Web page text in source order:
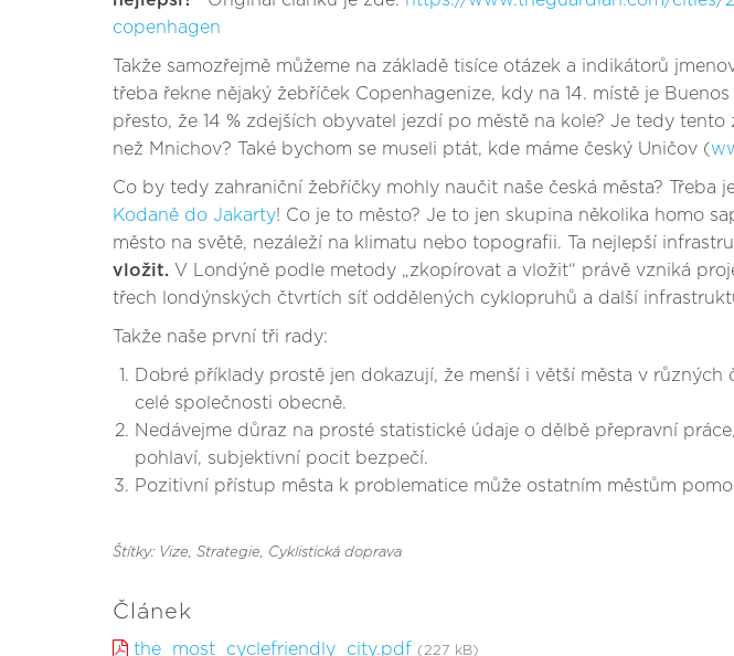
copenhagen
Takže samozřejmě můžeme na základě tisíce otázek a indikátorů
třeba řekne nějaký žebříček Copenhagenize, kdy na 14. místě je
přesto, že 14 % zdejších obyvatel jezdí po městě na kole? Je tedy
než Mnichov? Také bychom se museli ptát, kde máme český Uničov (
Co by tedy zahraniční žebříčky mohly naučit naše česká města?
Kodaně do Jakarty! Co je to město? Je to jen skupina několika homo
město na světě, nezáleží na klimatu nebo topografii. Ta nejlepší
vložit. V Londýně podle metody „zkopírovat a vložit“ právě vzniká
třech londýnských čtvrtích síť oddělených cyklopruhů a další
Takže naše první tři rady:
Dobré příklady prostě jen dokazují, že menší i větší města v
celé společnosti obecně.
Nedávejme důraz na prosté statistické údaje o dělbě přepravní
pohlaví, subjektivní pocit bezpečí.
Pozitivní přístup města k problematice může ostatním městům
Štítky: Vize, Strategie, Cyklistická doprava
Článek
the_most_cyclefriendly_city.pdf (227 kB)